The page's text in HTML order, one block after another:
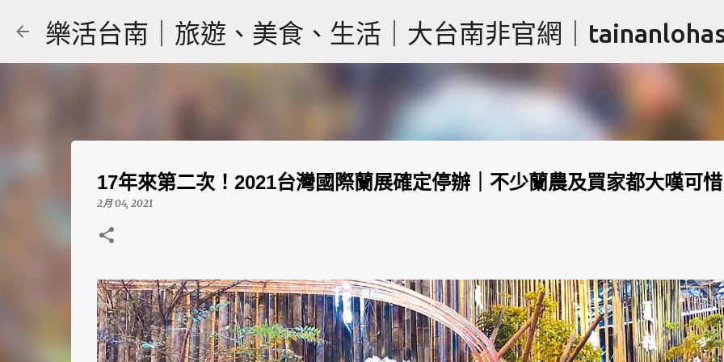
跳到主要內容
樂活台南｜旅遊、美食、生活｜大台南非官網｜
17年來第二次！2021台灣國際蘭展確定停辦｜不少蘭農及買家都大嘆可惜
2月 04, 2021